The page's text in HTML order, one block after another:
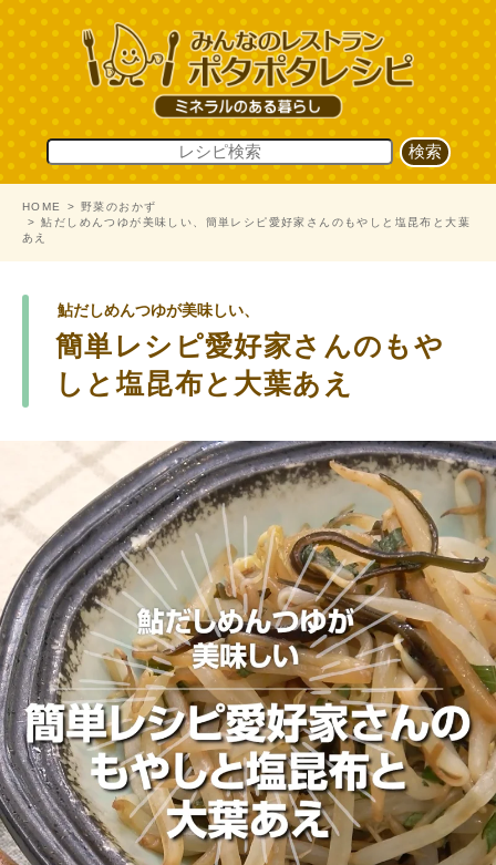
HOME
野菜のおかず
鮎だしめんつゆが美味しい、簡単レシピ愛好家さんのもやしと塩昆布と大葉
あえ
鮎だしめんつゆが美味しい、
簡単レシピ愛好家さんのもや
しと塩昆布と大葉あえ